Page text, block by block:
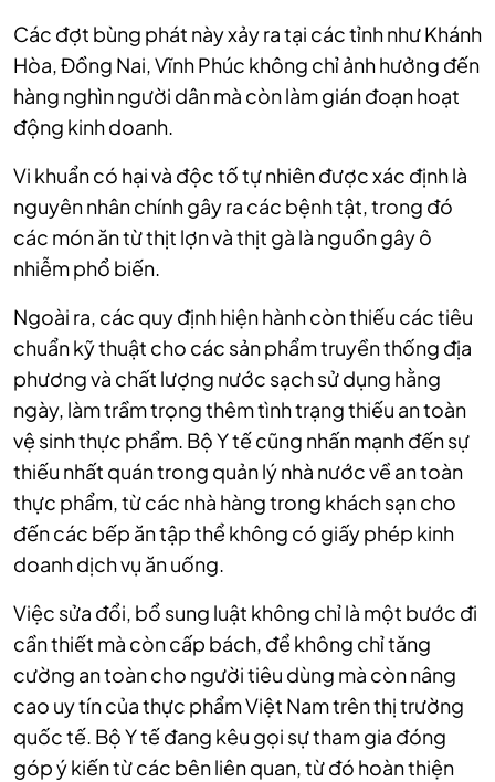
Các đợt bùng phát này xảy ra tại các tỉnh như Khánh
Hòa, Đồng Nai, Vĩnh Phúc không chỉ ảnh hưởng đến
hàng nghìn người dân mà còn làm gián đoạn hoạt
động kinh doanh.
Vi khuẩn có hại và độc tố tự nhiên được xác định là
nguyên nhân chính gây ra các bệnh tật, trong đó
các món ăn từ thịt lợn và thịt gà là nguồn gây ô
nhiễm phổ biến.
Ngoài ra, các quy định hiện hành còn thiếu các tiêu
chuẩn kỹ thuật cho các sản phẩm truyền thống địa
phương và chất lượng nước sạch sử dụng hằng
ngày, làm trầm trọng thêm tình trạng thiếu an toàn
vệ sinh thực phẩm. Bộ Y tế cũng nhấn mạnh đến sự
thiếu nhất quán trong quản lý nhà nước về an toàn
thực phẩm, từ các nhà hàng trong khách sạn cho
đến các bếp ăn tập thể không có giấy phép kinh
doanh dịch vụ ăn uống.
Việc sửa đổi, bổ sung luật không chỉ là một bước đi
cần thiết mà còn cấp bách, để không chỉ tăng
cường an toàn cho người tiêu dùng mà còn nâng
cao uy tín của thực phẩm Việt Nam trên thị trường
quốc tế. Bộ Y tế đang kêu gọi sự tham gia đóng
góp ý kiến từ các bên liên quan, từ đó hoàn thiện